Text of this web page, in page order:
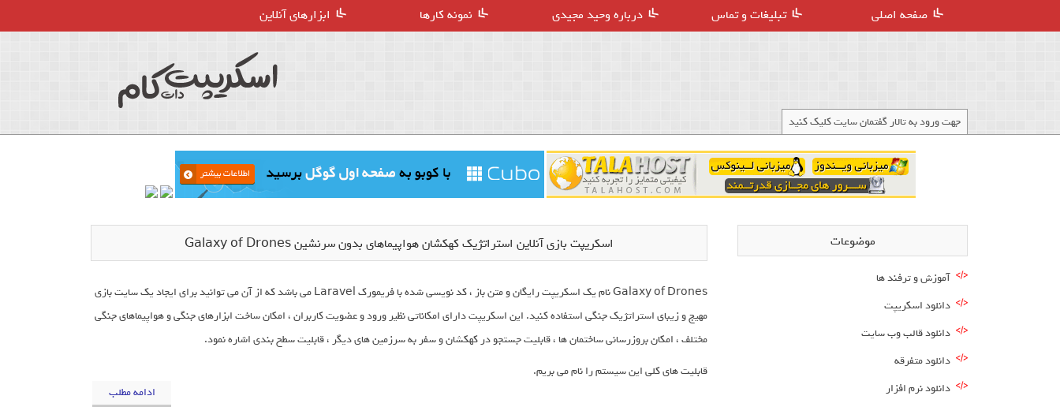
صفحه اصلی تبلیغات و تماس درباره وحید مجیدی نمونه کارها ابزارهای آنلاین
جهت ورود به تالار گفتمان سایت کلیک کنید
اسکریپت بازی آنلاین استراتژیک کهکشان هواپیماهای بدون سرنشین Galaxy of Drones
Galaxy of Drones نام یک اسکریپت رایگان و متن باز ، کد نویسی شده با فریمورک Laravel می باشد که از آن می توانید برای ایجاد یک سایت بازی
مهیج و زیبای استراتژیک جنگی استفاده کنید. این اسکریپت دارای امکاناتی نظیر ورود و عضویت کاربران ، امکان ساخت ابزارهای جنگی و هواپیماهای جنگی
مختلف ، امکان بروزرسانی ساختمان ها ، قابلیت جستجو در کهکشان و سفر به سرزمین های دیگر ، قابلیت سطح بندی اشاره نمود.
قابلیت های کلی این سیستم را نام می بریم.
ادامه مطلب
موضوعات
آموزش و ترفند ها
دانلود اسکریپت
دانلود قالب وب سایت
دانلود متفرقه
دانلود نرم افزار